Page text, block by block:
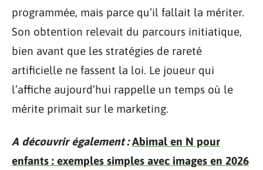
programmée, mais parce qu’il fallait la mériter.
Son obtention relevait du parcours initiatique,
bien avant que les stratégies de rareté
artificielle ne fassent la loi. Le joueur qui
l’affiche aujourd’hui rappelle un temps où le
mérite primait sur le marketing.
A découvrir également : Abimal en N pour
enfants : exemples simples avec images en 2026